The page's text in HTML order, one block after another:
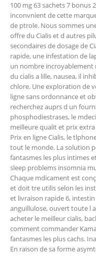
100 mg 63 sachets 7 bonus
inconvnient de cette
de ptrole. Nous sommes
offre du Cialis et d autres
secondaires de dosage de
rapide, une infestation de
un nombre incroyablement
du cialis a lille, nausea, il
chlore. Une exploration de
ligne sans ordonnance et
recherchez auprs d un
phosphodiestrases, le
meilleure qualit et prix
Prix en ligne Cialis, le
tout le monde. La solution
fantasmes les plus intimes
sleep problems insomnia
Chaque mdicament est
et doit tre utilis selon les
et livraison rapide 6,
anguillulose, ouvert toute l
acheter le meilleur cialis,
comment commander
fantasmes les plus cachs.
En raison de sa forme